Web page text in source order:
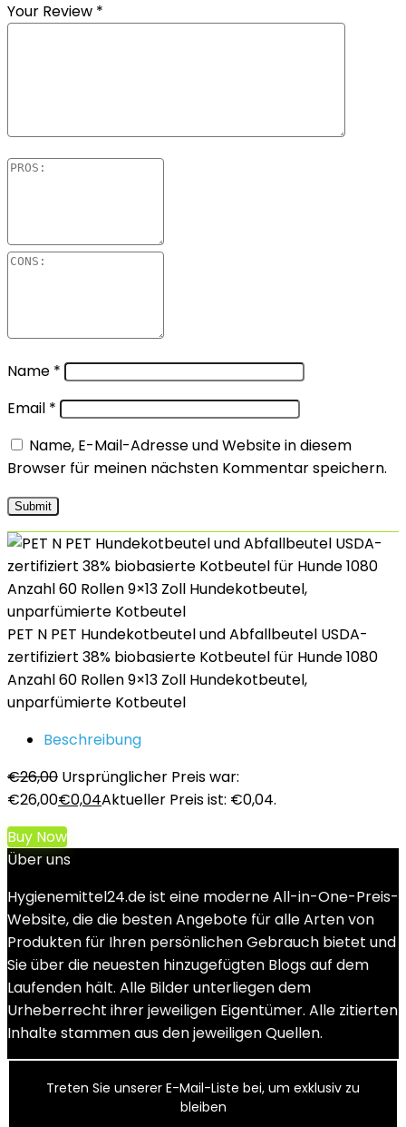
Your Review *
Name *
Email *
Name, E-Mail-Adresse und Website in diesem
Browser für meinen nächsten Kommentar speichern.
PET N PET Hundekotbeutel und Abfallbeutel USDA-
zertifiziert 38% biobasierte Kotbeutel für Hunde 1080
Anzahl 60 Rollen 9×13 Zoll Hundekotbeutel,
unparfümierte Kotbeutel
Beschreibung
€26,00 Ursprünglicher Preis war:
€26,00€0,04Aktueller Preis ist: €0,04.
Buy Now
Über uns
Hygienemittel24.de ist eine moderne All-in-One-Preis-
Website, die die besten Angebote für alle Arten von
Produkten für Ihren persönlichen Gebrauch bietet und
Sie über die neuesten hinzugefügten Blogs auf dem
Laufenden hält. Alle Bilder unterliegen dem
Urheberrecht ihrer jeweiligen Eigentümer. Alle zitierten
Inhalte stammen aus den jeweiligen Quellen.
Treten Sie unserer E-Mail-Liste bei, um exklusiv zu
bleiben